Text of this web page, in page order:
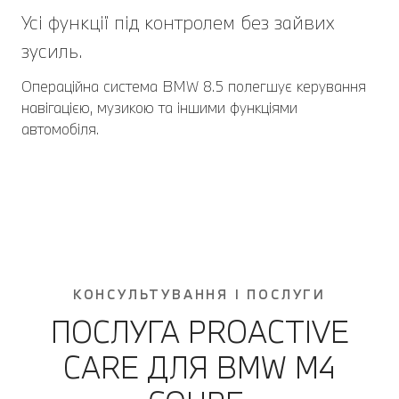
Усі функції під контролем без зайвих
зусиль.
Операційна система BMW 8.5 полегшує керування
навігацією, музикою та іншими функціями
автомобіля.
КОНСУЛЬТУВАННЯ І ПОСЛУГИ
ПОСЛУГА PROACTIVE
CARE ДЛЯ BMW M4